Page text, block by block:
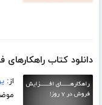
دانلود کتاب راهکارهای
از: